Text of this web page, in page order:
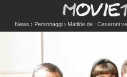
News Personaggi
Matilde de I Cesaroni